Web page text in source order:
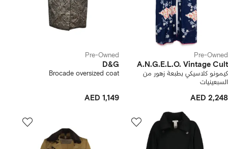
Pre-Owned
A.N.G.E.L.O. Vintage Cult
كيمونو كلاسيكي بطبعة زهور من
السبعينيات
AED 2,248
Pre-Owned
D&G
Brocade oversized coat
AED 1,149